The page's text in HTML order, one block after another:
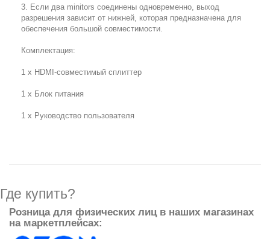
3. Если два minitors соединены одновременно, выход
разрешения зависит от нижней, которая предназначена для
обеспечения большой совместимости.
Комплектация:
1 х HDMI-совместимый сплиттер
1 х Блок питания
1 x Руководство пользователя
Где купить?
Розница для физических лиц в наших магазинах
на маркетплейсах: